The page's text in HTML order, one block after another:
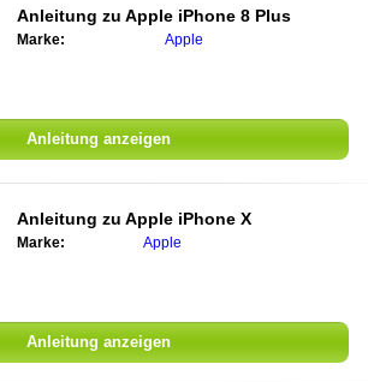
Anleitung zu Apple iPhone 8 Plus
Marke: Apple
Anleitung anzeigen
Anleitung zu Apple iPhone X
Marke: Apple
Anleitung anzeigen